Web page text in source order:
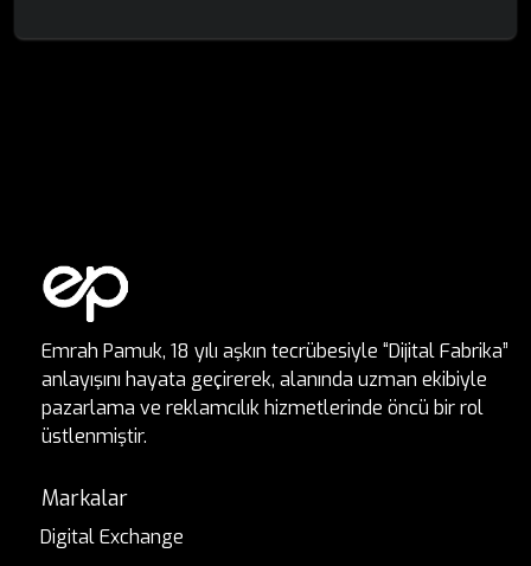
Emrah Pamuk, 18 yılı aşkın tecrübesiyle “Dijital Fabrika”
anlayışını hayata geçirerek, alanında uzman ekibiyle
pazarlama ve reklamcılık hizmetlerinde öncü bir rol
üstlenmiştir.
Markalar
Digital Exchange